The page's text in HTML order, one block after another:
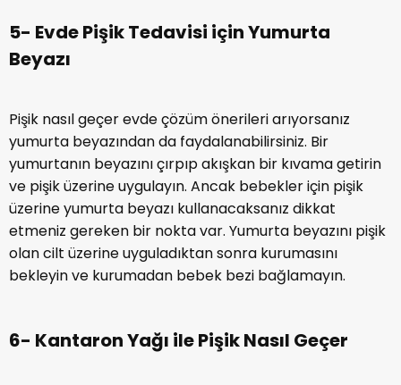
5- Evde Pişik Tedavisi için Yumurta
Beyazı
Pişik nasıl geçer evde çözüm önerileri arıyorsanız
yumurta beyazından da faydalanabilirsiniz. Bir
yumurtanın beyazını çırpıp akışkan bir kıvama getirin
ve pişik üzerine uygulayın. Ancak bebekler için pişik
üzerine yumurta beyazı kullanacaksanız dikkat
etmeniz gereken bir nokta var. Yumurta beyazını pişik
olan cilt üzerine uyguladıktan sonra kurumasını
bekleyin ve kurumadan bebek bezi bağlamayın.
6- Kantaron Yağı ile Pişik Nasıl Geçer